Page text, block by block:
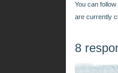
You can
are currently
8